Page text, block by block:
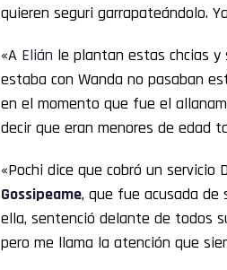
quieren seguri garrapateándolo.
«A Elián le plantan estas chcias y
estaba con Wanda no pasaban
en el momento que fue el
decir que eran menores de edad
«Pochi dice que cobró un servicio
Gossipeame, que fue acusada de
ella, sentenció delante de todos
pero me llama la atención que